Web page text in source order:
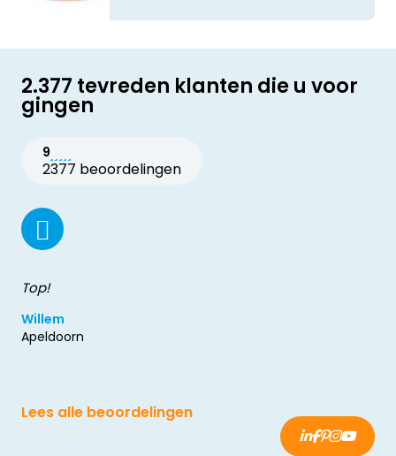
2.377 tevreden klanten die u voor
gingen
9
2377 beoordelingen
Top!
Willem
Apeldoorn
Lees alle beoordelingen